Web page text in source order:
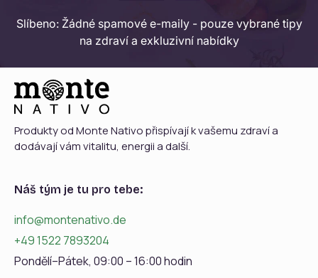
Slíbeno: Žádné spamové e-maily - pouze vybrané tipy
na zdraví a exkluzivní nabídky
Produkty od Monte Nativo přispívají k vašemu zdraví a
dodávají vám vitalitu, energii a další.
Náš tým je tu pro tebe:
info@montenativo.de
+49 1522 7893204
Pondělí–Pátek, 09:00 – 16:00 hodin